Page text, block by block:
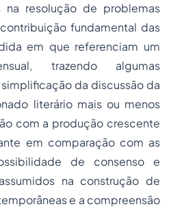
na resolução de problemas
fundamental das
em que referenciam um
trazendo algumas
da discussão da
literário mais ou menos
com a produção crescente
em comparação com as
de consenso e
na construção de
e a compreensão